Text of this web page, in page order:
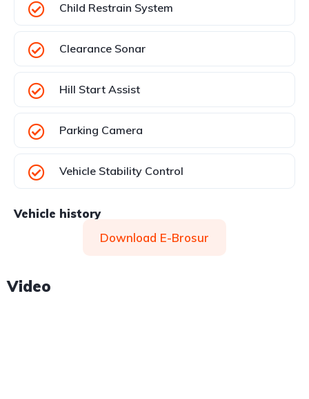
Child Restrain System
Clearance Sonar
Hill Start Assist
Parking Camera
Vehicle Stability Control
Vehicle history
Download E-Brosur
Video